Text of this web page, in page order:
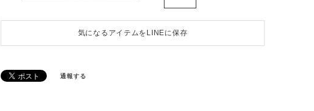
気になるアイテムをLINEに保存
通報する